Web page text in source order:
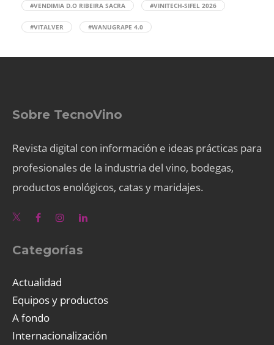
#VENDIMIA D.O RIBEIRA SACRA #VINITECH-SIFEL 2026
#VITALVER #WANUGRAPE 4.0
Sobre TecnoVino
Revista digital con información e ideas prácticas para
profesionales de la industria del vino, bodegas,
productos enológicos, catas y maridajes.
Categorías
Actualidad
Equipos y productos
A fondo
Internacionalización